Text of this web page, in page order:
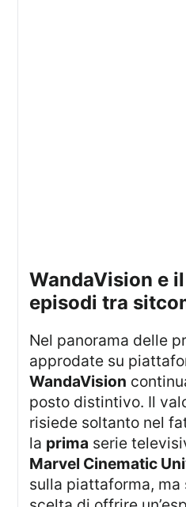
WandaVision e il modello a
episodi tra
Nel panorama delle produzioni Marvel
approdate su
WandaVision
posto distintivo. Il
risiede soltanto nel
la prima serie
Marvel Cinematic
sulla piattaforma,